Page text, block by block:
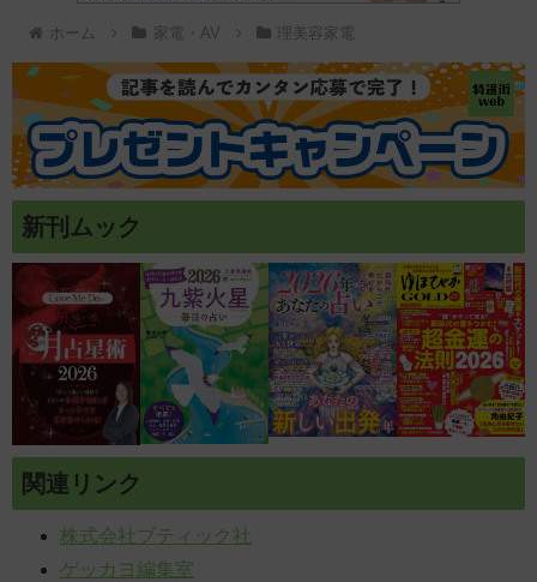
ホーム 家電・AV 理美容家電
新刊ムック
関連リンク
株式会社ブティック社
ゲッカヨ編集室